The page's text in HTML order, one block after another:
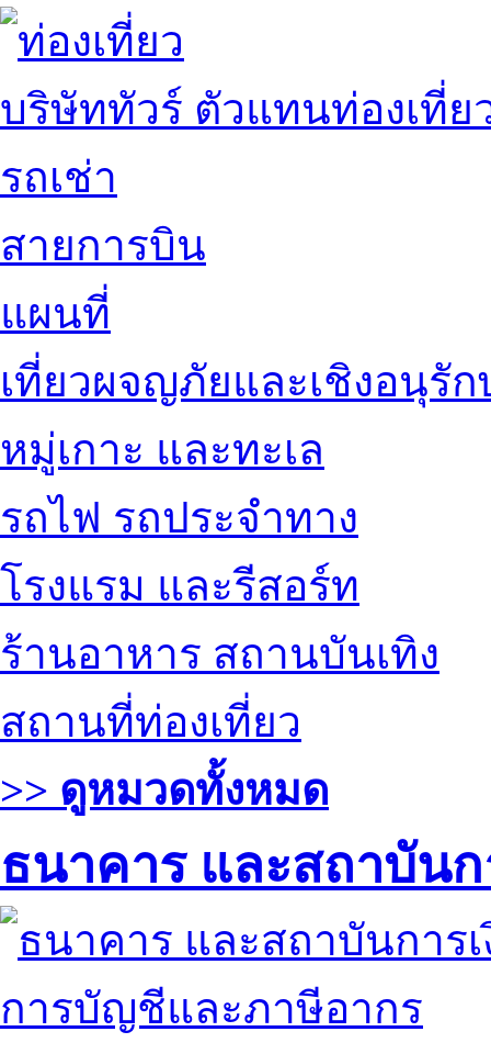
บริษัททัวร์ ตัวแทนท่องเที่ย
รถเช่า
สายการบิน
แผนที่
เที่ยวผจญภัยและเชิงอนุรัก
หมู่เกาะ และทะเล
รถไฟ รถประจำทาง
โรงแรม และรีสอร์ท
ร้านอาหาร สถานบันเทิง
สถานที่ท่องเที่ยว
>> ดูหมวดทั้งหมด
ธนาคาร และสถาบันก
การบัญชีและภาษีอากร